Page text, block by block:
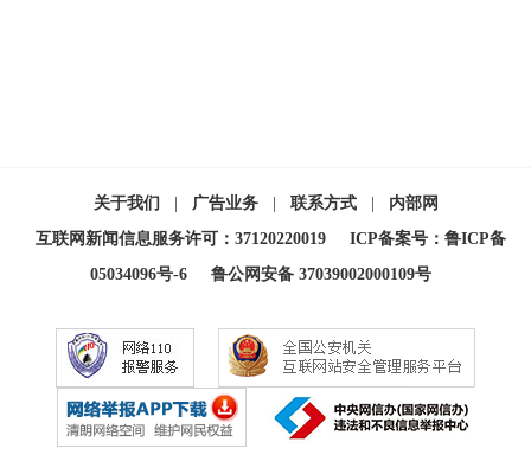
关于我们 广告业务 联系方式
内部网
互联网新闻信息服务许可：37120220019
ICP备案号：鲁ICP备
05034096号-6
鲁公网安备 37039002000109号